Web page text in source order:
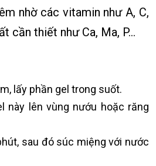
nhờ các vitamin như A, C,
cần thiết như Ca, Ma, P…
lấy phần gel trong suốt.
này lên vùng nướu hoặc răng
sau đó súc miệng với nước